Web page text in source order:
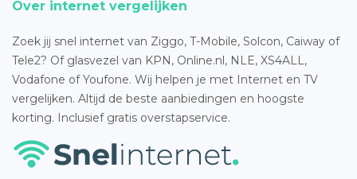
Over internet vergelijken
Zoek jij snel internet van Ziggo, T-Mobile, Solcon, Caiway of
Tele2? Of glasvezel van KPN, Online.nl, NLE, XS4ALL,
Vodafone of Youfone. Wij helpen je met Internet en TV
vergelijken. Altijd de beste aanbiedingen en hoogste
korting. Inclusief gratis overstapservice.